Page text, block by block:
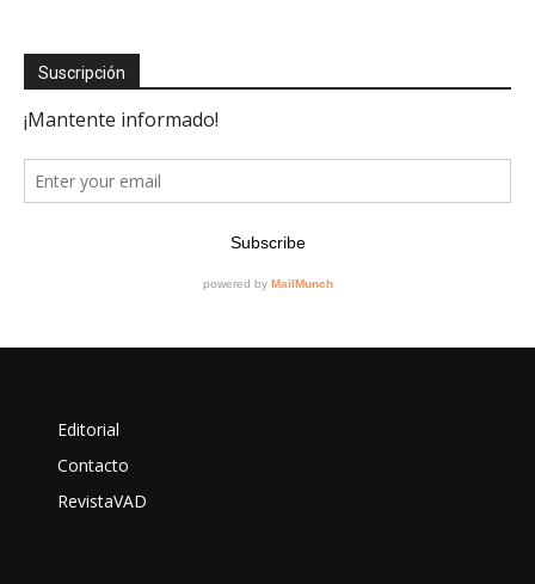
Suscripción
Editorial
Contacto
RevistaVAD